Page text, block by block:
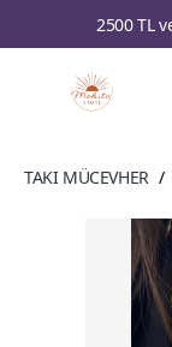
2500 TL
TAKI MÜCEVHER /